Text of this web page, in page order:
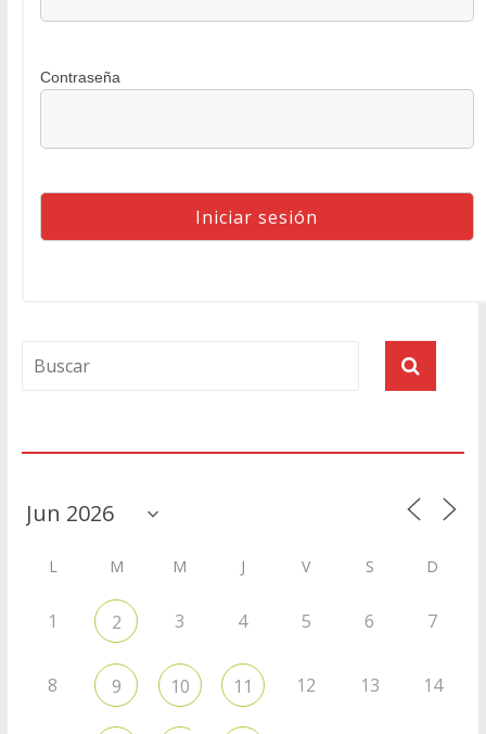
Contraseña
L M M J V S D
1 2 3 4 5 6 7
8 9 10 11 12 13 14